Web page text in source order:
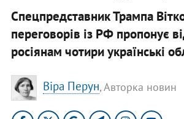
Спецпредставник Трампа
переговорів із РФ пропонує
росіянам чотири українські
Віра Перун, Авторка новин